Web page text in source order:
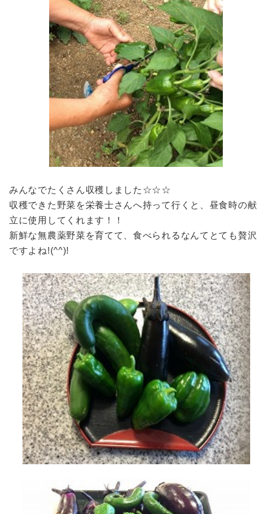
みんなでたくさん収穫しました☆☆☆
収穫できた野菜を栄養士さんへ持って行くと、昼食時の献
立に使用してくれます！！
新鮮な無農薬野菜を育てて、食べられるなんてとても贅沢
ですよね!(^^)!